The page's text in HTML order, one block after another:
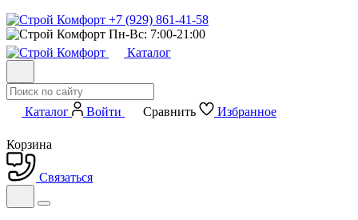
+7 (929) 861-41-58
Пн-Вс: 7:00-21:00
Каталог
Каталог Войти Сравнить Избранное
Корзина
Связаться